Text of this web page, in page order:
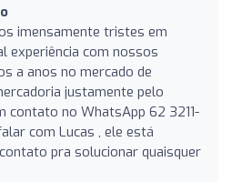
imensamente tristes em
experiência com nossos
a anos no mercado de
justamente pelo
contato no WhatsApp 62 3211-
com Lucas , ele está
pra solucionar quaisquer